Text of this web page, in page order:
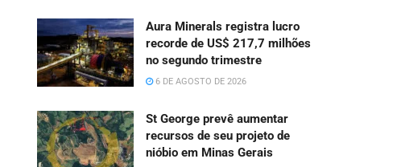
Aura Minerals registra lucro
recorde de US$ 217,7 milhões
no segundo trimestre
6 DE AGOSTO DE 2026
St George prevê aumentar
recursos de seu projeto de
nióbio em Minas Gerais